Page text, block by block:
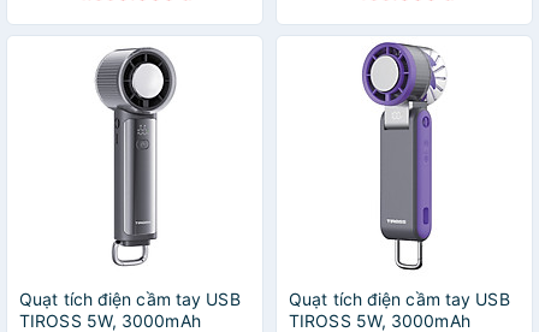
Quạt tích điện cầm tay USB
TIROSS 5W, 3000mAh
Quạt tích điện cầm tay USB
TIROSS 5W, 3000mAh